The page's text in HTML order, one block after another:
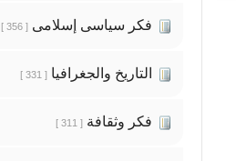
فكر سياسى إسلامى [ 356 ]
التاريخ والجغرافيا [ 331 ]
فكر وثقافة [ 311 ]